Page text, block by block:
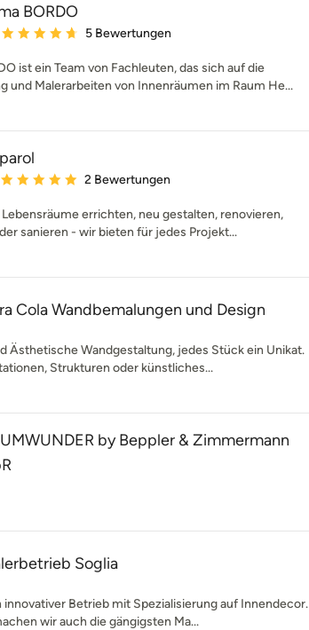
BORDO
Bewertung: 4.8 von 5 Sternen
5 Bewertungen
ist ein Team von Fachleuten, das sich auf die
und Malerarbeiten von Innenräumen im Raum He...
Bewertung: 5 von 5 Sternen
2 Bewertungen
errichten, neu gestalten, renovieren,
sanieren - wir bieten für jedes Projekt...
Cola Wandbemalungen und Design
Ästhetische Wandgestaltung, jedes Stück ein Unikat.
Strukturen oder künstliches...
by Beppler & Zimmermann
Soglia
innovativer Betrieb mit Spezialisierung auf Innendecor.
wir auch die gängigsten Ma...